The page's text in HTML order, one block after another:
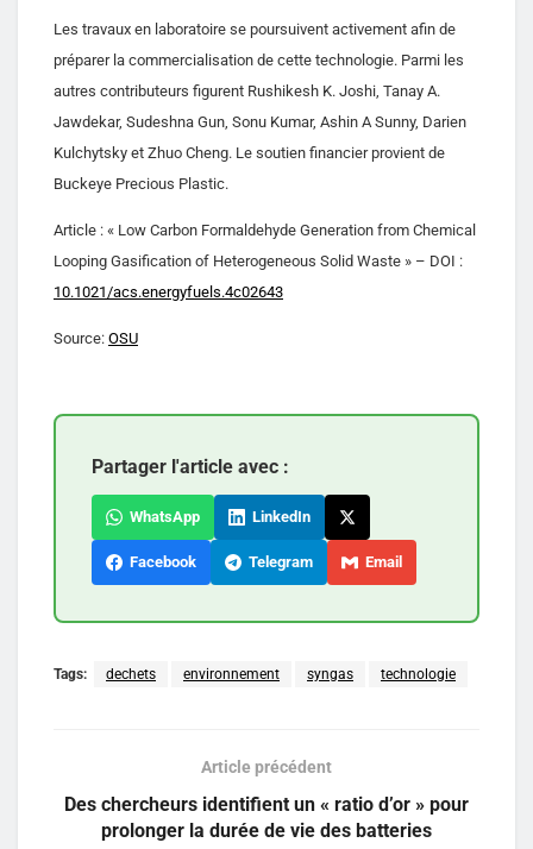
Les travaux en laboratoire se poursuivent activement afin de
préparer la commercialisation de cette technologie. Parmi les
autres contributeurs figurent Rushikesh K. Joshi, Tanay A.
Jawdekar, Sudeshna Gun, Sonu Kumar, Ashin A Sunny, Darien
Kulchytsky et Zhuo Cheng. Le soutien financier provient de
Buckeye Precious Plastic.
Article : « Low Carbon Formaldehyde Generation from Chemical
Looping Gasification of Heterogeneous Solid Waste » – DOI :
10.1021/acs.energyfuels.4c02643
Source: OSU
Partager l'article avec :
WhatsApp LinkedIn
Facebook Telegram Email
Tags: dechets environnement syngas technologie
Article précédent
Des chercheurs identifient un « ratio d’or » pour
prolonger la durée de vie des batteries